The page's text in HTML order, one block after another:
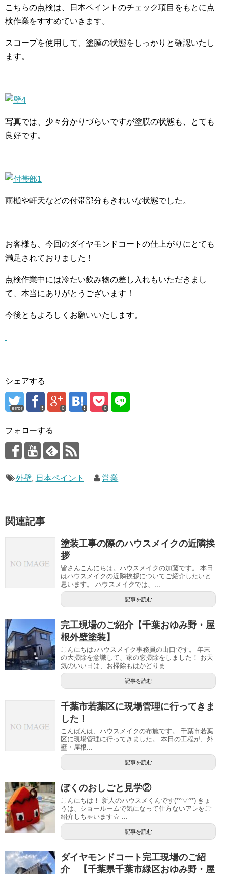
こちらの点検は、日本ペイントのチェック項目をもとに点
検作業をすすめていきます。
スコープを使用して、塗膜の状態をしっかりと確認いたし
ます。
写真では、少々分かりづらいですが塗膜の状態も、とても
良好です。
雨樋や軒天などの付帯部分もきれいな状態でした。
お客様も、今回のダイヤモンドコートの仕上がりにとても
満足されておりました！
点検作業中には冷たい飲み物の差し入れもいただきまし
て、本当にありがとうございます！
今後ともよろしくお願いいたします。
シェアする
error 0 0
フォローする
外壁, 日本ペイント 営業
関連記事
塗装工事の際のハウスメイクの近隣挨
拶
皆さんこんにちは。ハウスメイクの加藤です。 本日
はハウスメイクの近隣挨拶についてご紹介したいと
思います。 ハウスメイクでは、...
記事を読む
完工現場のご紹介【千葉おゆみ野・屋
根外壁塗装】
こんにちは♪ハウスメイク事務員の山口です。 年末
の大掃除を意識して、家の窓掃除をしました！ お天
気のいい日は、お掃除もはかどりま...
記事を読む
千葉市若葉区に現場管理に行ってきま
した！
こんばんは、ハウスメイクの布施です。 千葉市若葉
区に現場管理に行ってきました。 本日の工程が、外
壁・屋根...
記事を読む
ぼくのおしごと見学②
こんにちは！ 新人のハウスメくんです(*^▽^*) きょ
うは、ショールームで気になって仕方ないアレをご
紹介しちゃいます☆ ...
記事を読む
ダイヤモンドコート完工現場のご紹
介 【千葉県千葉市緑区おゆみ野・屋